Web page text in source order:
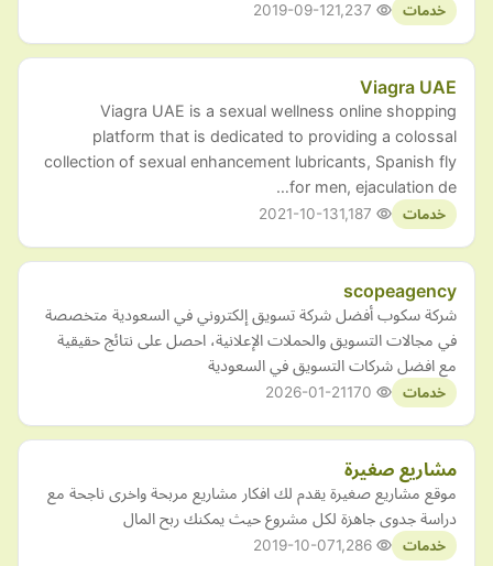
خدمات 2019-09-12
Viagra UAE
Viagra UAE is a sexual wellness online shopping
platform that is dedicated to providing a colossal
collection of sexual enhancement lubricants, Spanish fly
for men, ejaculation de…
خدمات 2021-10-13
scopeagency
شركة سكوب أفضل شركة تسويق إلكتروني في السعودية متخصصة
في مجالات التسويق والحملات الإعلانية، احصل على نتائج حقيقية
مع افضل شركات التسويق في السعودية
خدمات 2026-01-21
مشاريع صغيرة
موقع مشاريع صغيرة يقدم لك افكار مشاريع مربحة واخرى ناجحة مع
دراسة جدوى جاهزة لكل مشروع حيث يمكنك ربح المال
خدمات 2019-10-07